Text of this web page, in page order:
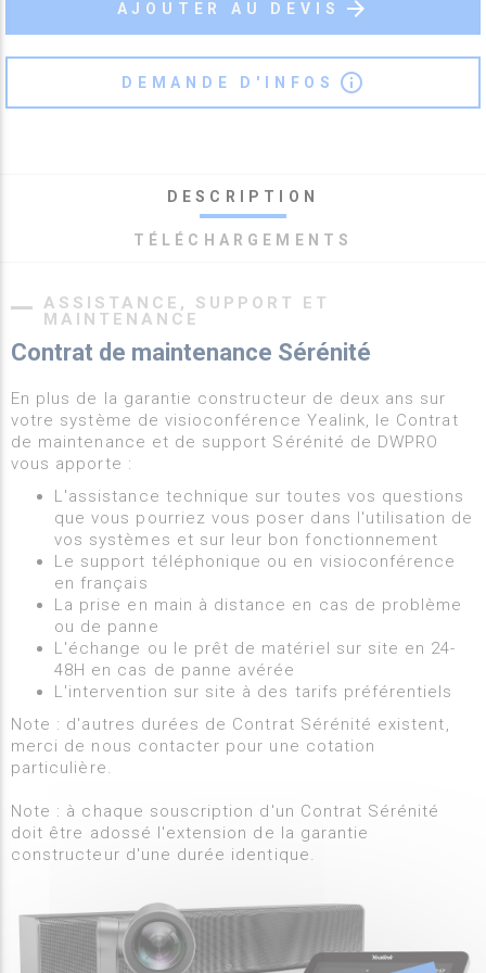
AJOUTER AU DEVIS arrow_forward
DEMANDE D'INFOS info_outline
DESCRIPTION
TÉLÉCHARGEMENTS
ASSISTANCE, SUPPORT ET
MAINTENANCE
Contrat de maintenance Sérénité
En plus de la garantie constructeur de deux ans sur
votre système de visioconférence Yealink, le Contrat
de maintenance et de support Sérénité de DWPRO
vous apporte :
L'assistance technique sur toutes vos questions
que vous pourriez vous poser dans l'utilisation de
vos systèmes et sur leur bon fonctionnement
Le support téléphonique ou en visioconférence
en français
La prise en main à distance en cas de problème
ou de panne
L'échange ou le prêt de matériel sur site en 24-
48H en cas de panne avérée
L'intervention sur site à des tarifs préférentiels
Note : d'autres durées de Contrat Sérénité existent,
merci de nous contacter pour une cotation
particulière.
Note : à chaque souscription d'un Contrat Sérénité
doit être adossé l'extension de la garantie
constructeur d'une durée identique.